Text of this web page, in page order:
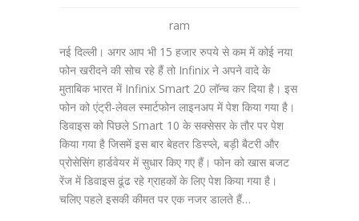
ram
नई दिल्ली। अगर आप भी 15 हजार रुपये से कम में कोई नया
फोन खरीदने की सोच रहे हैं तो Infinix ने अपने वादे के
मुताबिक भारत में Infinix Smart 20 लॉन्च कर दिया है। इस
फोन को एंट्री-लेवल स्मार्टफोन लाइनअप में पेश किया गया है।
डिवाइस को पिछले Smart 10 के सक्सेसर के तौर पर पेश
किया गया है जिसमें इस बार बेहतर डिस्प्ले, बड़ी बैटरी और
प्रोसेसिंग हार्डवेयर में सुधार किए गए हैं। फोन को खास बजट
रेंज में डिवाइस ढूंढ रहे ग्राहकों के लिए पेश किया गया है।
चलिए पहले इसकी कीमत पर एक नजर डालते हैं…